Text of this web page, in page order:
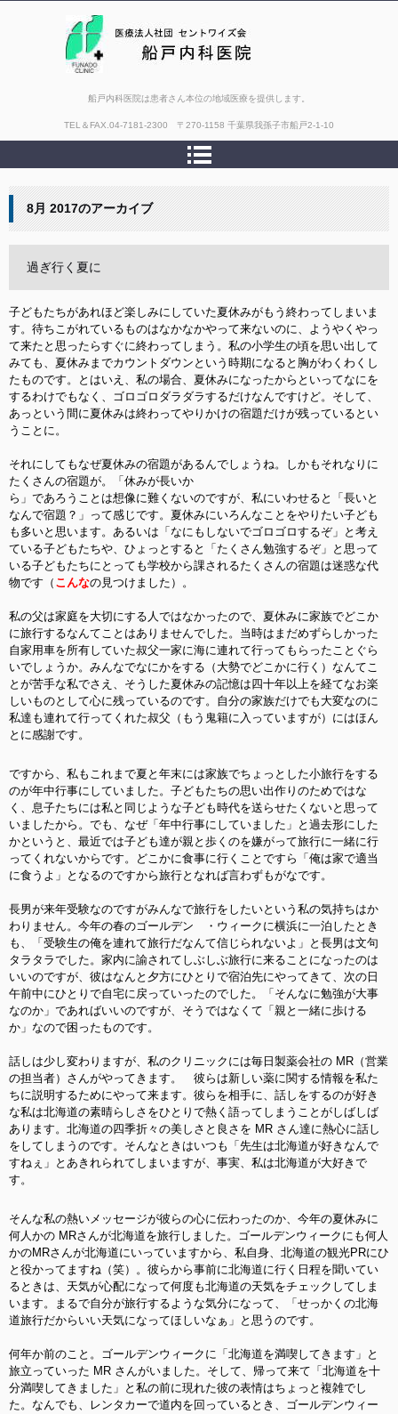
船戸内科医院は患者さん本位の地域医療を提供します。
TEL＆FAX. 04-7181-2300 〒270-1158 千葉県我孫子市船戸2-1-10
8月 2017のアーカイブ
過ぎ行く夏に
子どもたちがあれほど楽しみにしていた夏休みがもう終わってしまいま
す。待ちこがれているものはなかなかやって来ないのに、ようやくやっ
て来たと思ったらすぐに終わってしまう。私の小学生の頃を思い出して
みても、 夏休みまでカウントダウンという時期になると胸がわくわくし
たものです。とはいえ、私の場合、夏休みになったからといってなにを
するわけでもなく、ゴロゴロダラダラするだけなんですけど。そして、
あっという間に夏休みは終わってやりかけの宿題だけが残っているとい
うことに。
それにしてもなぜ夏休みの宿題があるんでしょうね。しかもそれなりに
たくさんの宿題が。「休みが長いか
ら」であろうことは想像に難くないのですが、私にいわせると「長いと
なんで宿題？」って感じです。 夏休みにいろんなことをやりたい子ども
も多いと思います。あるいは「なにもしないでゴロゴロするぞ」と考え
ている子どもたちや、ひょっとすると「たくさん勉強するぞ」と思って
いる子どもたちにとっても学校から課されるたくさんの宿題は迷惑な代
物です（ こんなの見つけました）。
私の父は家庭を大切にする人ではなかったので、夏休みに家族でどこか
に旅行するなんてことはありませんでし た。当時はまだめずら しかった
自家用車を所有していた叔父一家に海に連れて行ってもらったことぐら
いでしょうか。みんなでなにかをする（大勢でどこかに行く）なんてこ
とが苦手な私でさえ、 そうした夏休みの記憶は四十年以上を経てなお楽
しいものとして心に残っているのです。自分の家族だけでも大変なのに
私達も連れて行ってくれた叔父（もう鬼籍に入っていますが）にはほん
とに感謝です。
ですから、私もこれまで夏と年末には家族でちょっとした小旅行をする
のが年中行事にしていました。 子どもたちの思い出作りのためではな
く、息子たちには私と同じような子ども時代を送らせたくないと思って
いましたから。でも、なぜ「年中行事にしていました」と過去形にした
かというと、最近では子ども達が親と歩くのを嫌がって旅行に一緒に行
ってくれないからです。どこかに食事に行くことですら「俺は家で適当
に食うよ」となるのですから旅行となれば言わずもがなです。
長男が来年受験なのですがみんなで旅行をしたいという私の気持ちはか
わりません。今年の春のゴールデン ・ウィークに横浜に一泊したとき
も、「受験生の俺を連れて旅行だなんて信じられないよ」と長男は文句
タラタラでした。 家内に諭されてしぶしぶ旅行に来ることになったのは
いいのですが、彼はなんと夕方にひとりで宿泊先にやってきて、次の日
午前中にひとりで自宅に戻っていったのでした。「そんなに勉強が大事
なのか」であればいいのですが、そうではなくて「親と一緒に歩ける
か」なので困ったものです。
話しは少し変わりますが、私のクリニックには毎日製薬会社の MR（営業
の担当者）さんがやってきます。 彼らは新しい薬に関する情報を私た
ちに説明するためにやって来ます。彼らを相手に、話しをするのが好き
な私は北海道の素晴らしさをひとりで熱く語ってしまうことがしばしば
あります。北海道の四季折々の美しさと良さを MR さん達に熱心に話し
をしてしまうのです。そんなときはいつも「先生は北海道が好きなんで
すねぇ」とあきれられてしまいますが、事実、私は北海道が大好きで
す。
そんな私の熱いメッセージが彼らの心に伝わったのか、今年の夏休みに
何人かの MRさんが北海道を旅行しました。ゴールデンウィークにも何人
かのMRさんが北海道にいっていますから、私自身、北海道の観光PRにひ
と役かってますね（笑）。彼らから事前に北海道に行く日程を聞いてい
るときは、天気が心配になって何度も北海道の天気をチ ェックしてしま
います。まるで自分が旅行するような気分になって、「せっかくの北海
道旅行だからいい天気になってほしいなぁ」と思うのです。
何年か前のこと。ゴールデンウィークに「北海道を満喫してきます」と
旅立っていった MR さんがいました。そして、帰って来て「北海道を十
分満喫してきました」 と私の前に現れた彼の表情はちょっと複雑でし
た。なんでも、レンタカーで道内を回っているとき、ゴールデンウィー